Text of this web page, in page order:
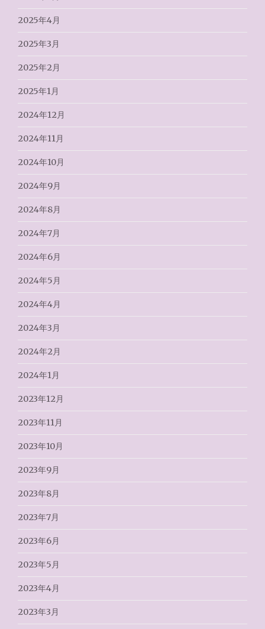
2025年4月
2025年3月
2025年2月
2025年1月
2024年12月
2024年11月
2024年10月
2024年9月
2024年8月
2024年7月
2024年6月
2024年5月
2024年4月
2024年3月
2024年2月
2024年1月
2023年12月
2023年11月
2023年10月
2023年9月
2023年8月
2023年7月
2023年6月
2023年5月
2023年4月
2023年3月